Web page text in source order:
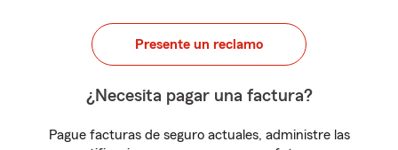
Presente un reclamo
¿Necesita pagar una factura?
Pague facturas de seguro actuales, administre las